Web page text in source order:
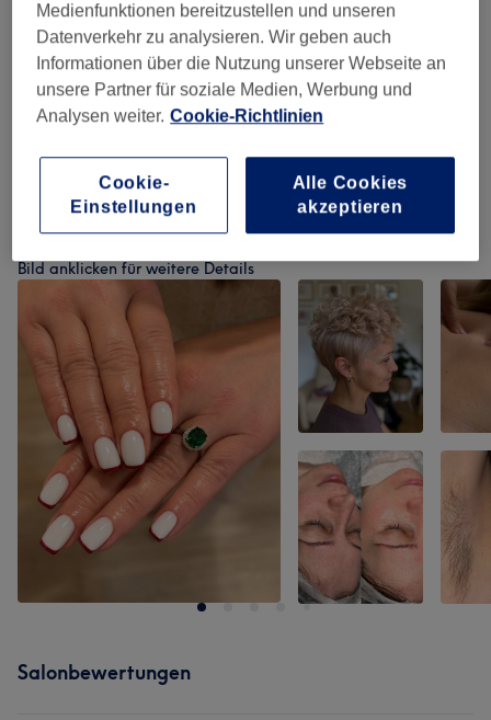
Damen - Haarschnitte & Stylings ( 4) ab 25 €
Damen - Farbe & Coloration (5) ab 120 €
Herren - Haarschnitte & Stylings (3)
Bild anklicken für weitere Details
Salonbewertungen
Medienfunktionen bereitzustellen und unseren
Datenverkehr zu analysieren. Wir geben auch
Informationen über die Nutzung unserer Webseite an
unsere Partner für soziale Medien, Werbung und
Analysen weiter. Cookie-Richtlinien
Cookie-
Einstellungen
Alle Cookies
akzeptieren